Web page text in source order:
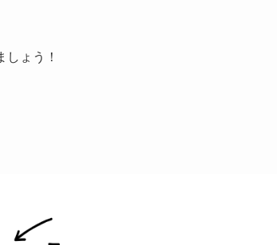
ょう！